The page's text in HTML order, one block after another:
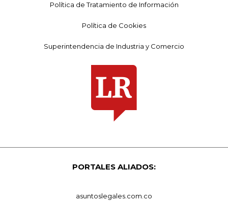
Política de Tratamiento de Información
Política de Cookies
Superintendencia de Industria y Comercio
PORTALES ALIADOS:
asuntoslegales.com.co